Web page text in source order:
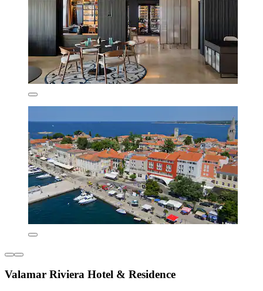
Valamar Riviera Hotel & Residence